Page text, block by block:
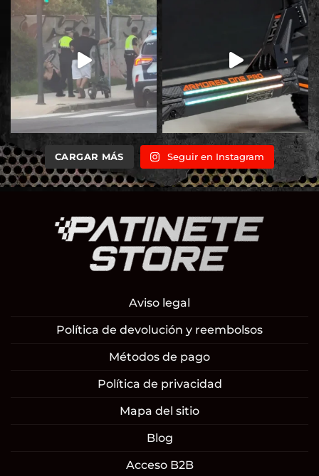
CARGAR MÁS Seguir en Instagram
Aviso legal
Política de devolución y reembolsos
Métodos de pago
Política de privacidad
Mapa del sitio
Blog
Acceso B2B